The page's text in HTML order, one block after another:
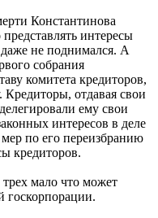
Константинова
интересы
не поднимался. А
собрания
комитета кредиторов,
Кредиторы, отдавая свои
ему свои
интересов в деле
по его переизбранию
кредиторов.
мало что может
госкорпорации.